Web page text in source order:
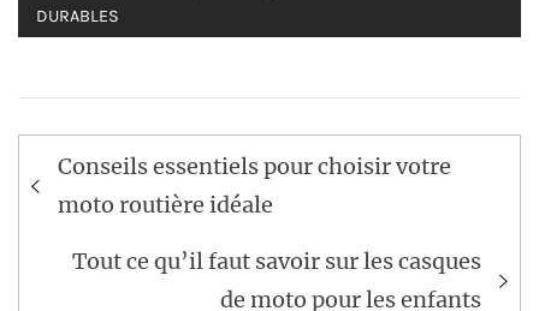
DURABLES
Navigation
de
Conseils essentiels pour choisir votre
moto routière idéale
Tout ce qu’il faut savoir sur les casques
de moto pour les enfants